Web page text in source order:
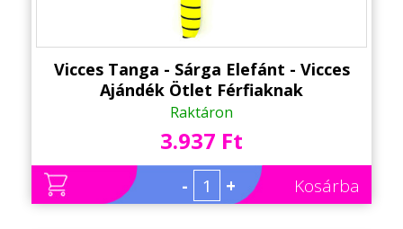
Névnapi ajándékok
Vicces ajándékok
Sport/Hobbi szerint
Vicces Tanga - Sárga Elefánt - Vicces
Ajándék Ötlet Férfiaknak
Raktáron
3.937 Ft
- + Kosárba